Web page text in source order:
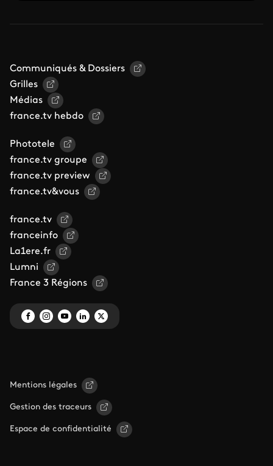
Communiqués & Dossiers
Grilles
Médias
france.tv hebdo
Phototele
france.tv groupe
france.tv preview
france.tv&vous
france.tv
franceinfo
La1ere.fr
Lumni
France 3 Régions
Mentions légales
Gestion des traceurs
Espace de confidentialité